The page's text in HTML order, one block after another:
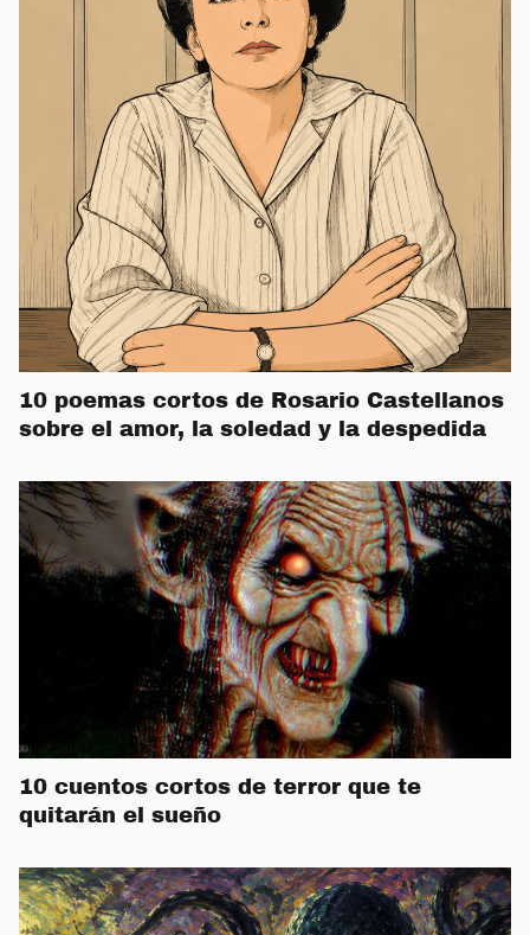
10 poemas cortos de Rosario Castellanos
sobre el amor, la soledad y la despedida
10 cuentos cortos de terror que te
quitarán el sueño